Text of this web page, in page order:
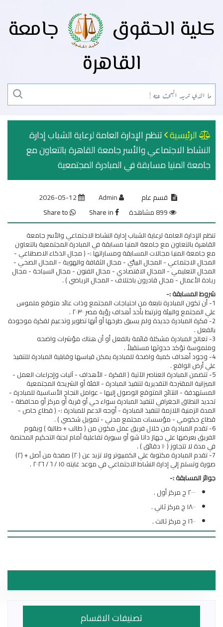
كلية الحقوق
جامعة
القاهرة
الرئيسية تنظم الإدارة العامة لرعاية الشباب إدارة
النشاط الاجتماعي والأسر جامعة القاهرة بالتعاون مع
جامعة المنيا مسابقة في المبادرة المجتمعية
قسم عام
2026-05-12
تنظم الإدارة العامة لرعاية الشباب إدارة النشاط الاجتماعي والأسر جامعة
القاهرة بالتعاون مع جامعة المنيا مسابقة في المبادرة المجتمعية بالتعاون
مع جامعة المنيا مجالات المسابقة ومساراتها :- ( مجال الذكاء الاصطناعي -
المجال الاجتماعي - المجال البيئي - مجال الثقافة والهوية - المجال الصحي -
المجال التعليمي - المجال الاقتصادي - مجال الفنون - مجال السياحة - مجال
ريادة الأعمال - مجال قادرون باختلاف - المجال الرياضي ) .
شروط المسابقة :-
1- أن تكون المبادرة نابعة من احتياجات المجتمع وذات عائد متوقع ملموس
علي المجتمع والبيئة وترتبط بأحد أهداف رؤية مصر ٢٠٣٠ .
2- فكرة المبادرة جديدة ولم يسبق طرحها أو أنها تطوير وتدعيم لفكرة موجودة
بالفعل .
3- تعالج المبادرة مشكلة قائمة بالفعل أو أن هناك مؤشرات واضحه
وملموسة تؤكد حدوثها مستقبلاً .
4- وجود أهداف كمية واضحة للمبادرة يمكن قياسها وقابلية المبادرة للتنفيذ
علي أرض الواقع .
5- تتضمن المبادرة العناصر الآتية ( الفكرة - الأهداف - آليات وإجراءات العمل -
الميزانية المقترحة التقديرية لتنفيذ المبادرة - الفئة أو الشريحة المجتمعية
المستهدفة - النتائج المتوقع الوصول إليها - عوامل النجاح الأساسية للمبادرة -
تحديد النطاق الجغرافي لتنفيذ المبادرة سواء حي أو قرية أو مركز أو محافظة -
المدة الزمنية اللازمة لتنفيذ المبادرة - أوجه الدعم للمبادرة :- ( قطاع خاص -
قطاع حكومي - مؤسسات مجتمع مدني - تمويل شخصي ) .
6- تقدم المبادرة من خلال فريق عمل مكون من ( طالب + طالبة ) ويقوم
الفريق بعرضها علي جهاز داتا شو أو سبورة تفاعلية أمام لجنة التحكيم المختصة
في مدة لا تتجاوز ( ١٠ دقائق ) .
7- تقدم المبادرة مكتوبة علي الكمبيوتر ولا تزيد عن (٢٠) صفحة من أصل + (٢)
صورة وتسلم إلي إدارة النشاط الاجتماعي في موعد غايته ١٥ / ٦ / ٢٠٢٦ .
جوائز المسابقة :-
٢٠٠٠ ج مركز أول .
١٨٠٠ ج مركز ثاني .
١٦٠٠ ج مركز ثالث .
تصنيفات الاقسام